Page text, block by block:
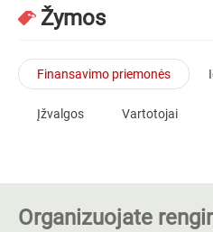
Žymos
Finansavimo priemonės
Įžvalgos Vartotojai
Organizuojate